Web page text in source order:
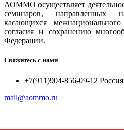
АОММО осуществляет
семинаров, направленных
касающихся
согласия и сохранению
Федерации.
Свяжитесь с нами
+7(911)904-856-09-12
mail@aommo.ru